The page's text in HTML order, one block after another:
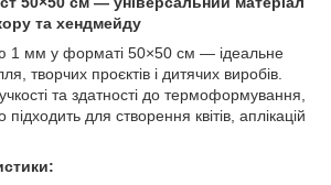
та хендмейду
1 мм у форматі 50×50 см — ідеальне
творчих проєктів і дитячих виробів.
та здатності до термоформування,
для створення квітів, аплікацій